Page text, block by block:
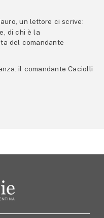
un lettore ci scrive:
di chi è la
del comandante
il comandante Caciolli